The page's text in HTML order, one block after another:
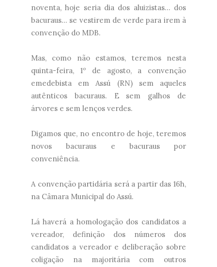
noventa, hoje seria dia dos aluizistas... dos
bacuraus... se vestirem de verde para irem à
convenção do MDB.
Mas, como não estamos, teremos nesta
quinta-feira, 1º de agosto, a convenção
emedebista em Assú (RN) sem aqueles
autênticos bacuraus. E sem galhos de
árvores e sem lenços verdes.
Digamos que, no encontro de hoje, teremos
novos bacuraus e bacuraus por
conveniência.
A convenção partidária será a partir das 16h,
na Câmara Municipal do Assú.
Lá haverá a homologação dos candidatos a
vereador, definição dos números dos
candidatos a vereador e deliberação sobre
coligação na majoritária com outros